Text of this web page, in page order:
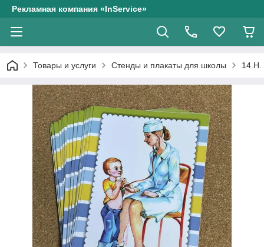
Рекламная компания «InService»
Товары и услуги Стенды и плакаты для школы 14.Н.